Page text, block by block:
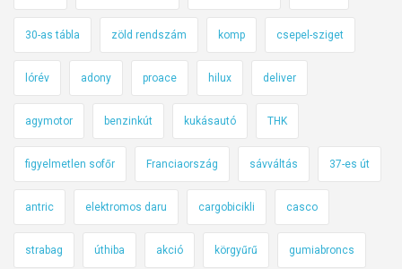
30-as tábla zöld rendszám komp csepel-sziget
lórév adony proace hilux deliver
agymotor benzinkút kukásautó THK
figyelmetlen sofőr Franciaország sávváltás 37-es út
antric elektromos daru cargobicikli casco
strabag úthiba akció körgyűrű gumiabroncs